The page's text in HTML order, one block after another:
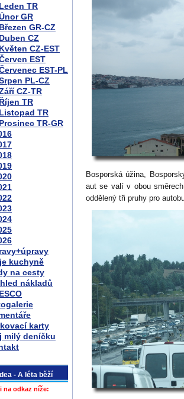
Leden TR
GR
Březen GR-CZ
Duben CZ
Květen CZ-EST
EST
EST-PL
PL-CZ
CZ-TR
Říjen TR
Listopad TR
Prosinec TR-GR
kuchyně
na cesty
nákladů
karty
milý deníčku
- A léta běží
na odkaz níže:
Bosporská úžina,
aut se valí v obou
oddělený tři pruhy pro